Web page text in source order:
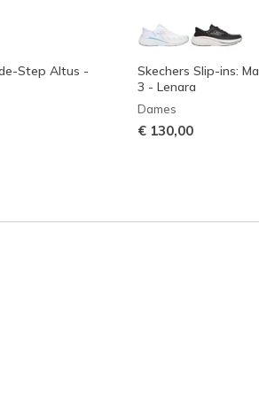
Step Altus -
Skechers Slip-ins:
3 - Lenara
Dames
€ 130,00